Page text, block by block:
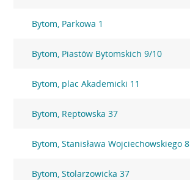
Bytom, Parkowa 1
Bytom, Piastów Bytomskich 9/10
Bytom, plac Akademicki 11
Bytom, Reptowska 37
Bytom, Stanisława Wojciechowskiego 8
Bytom, Stolarzowicka 37